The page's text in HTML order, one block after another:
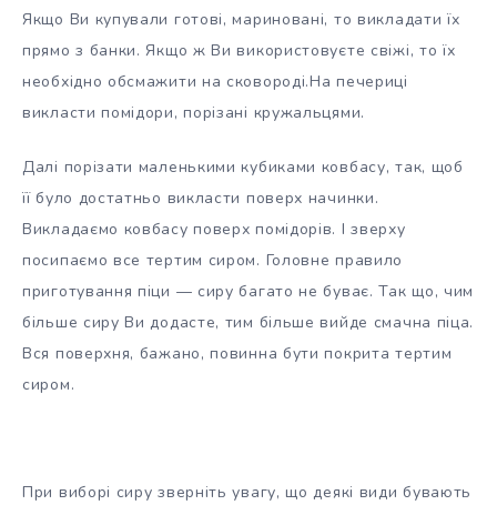
Якщо Ви купували готові, мариновані, то викладати їх
прямо з банки. Якщо ж Ви використовуєте свіжі, то їх
необхідно обсмажити на сковороді.На печериці
викласти помідори, порізані кружальцями.
Далі порізати маленькими кубиками ковбасу, так, щоб
її було достатньо викласти поверх начинки.
Викладаємо ковбасу поверх помідорів. І зверху
посипаємо все тертим сиром. Головне правило
приготування піци — сиру багато не буває. Так що, чим
більше сиру Ви додасте, тим більше вийде смачна піца.
Вся поверхня, бажано, повинна бути покрита тертим
сиром.
При виборі сиру зверніть увагу, що деякі види бувають